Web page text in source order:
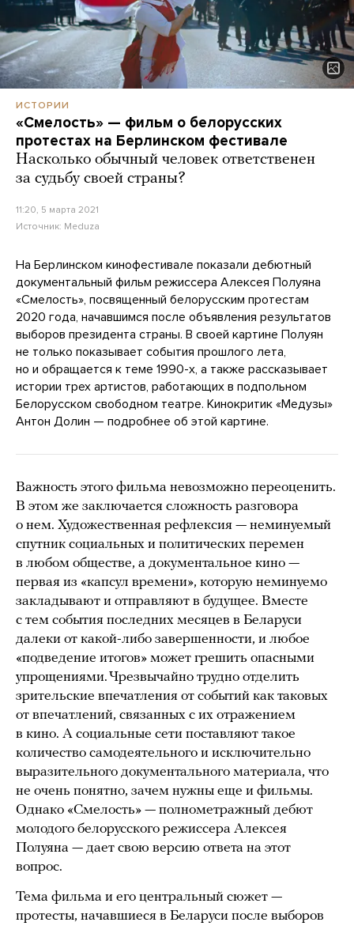
ИСТОРИИ
«Смелость» — фильм о белорусских
протестах на Берлинском фестивале
Насколько обычный человек ответственен
за судьбу своей страны?
11:20, 5 марта 2021
Источник: Meduza
На Берлинском кинофестивале показали дебютный
документальный фильм режиссера Алексея Полуяна
«Смелость», посвященный белорусским протестам
2020 года, начавшимся после объявления результатов
выборов президента страны. В своей картине Полуян
не только показывает события прошлого лета,
но и обращается к теме 1990-х, а также рассказывает
истории трех артистов, работающих в подпольном
Белорусском свободном театре. Кинокритик «Медузы»
Антон Долин — подробнее об этой картине.
Важность этого фильма невозможно переоценить.
В этом же заключается сложность разговора
о нем. Художественная рефлексия — неминуемый
спутник социальных и политических перемен
в любом обществе, а документальное кино —
первая из «капсул времени», которую неминуемо
закладывают и отправляют в будущее. Вместе
с тем события последних месяцев в Беларуси
далеки от какой-либо завершенности, и любое
«подведение итогов» может грешить опасными
упрощениями. Чрезвычайно трудно отделить
зрительские впечатления от событий как таковых
от впечатлений, связанных с их отражением
в кино. А социальные сети поставляют такое
количество самодеятельного и исключительно
выразительного документального материала, что
не очень понятно, зачем нужны еще и фильмы.
Однако «Смелость» — полнометражный дебют
молодого белорусского режиссера Алексея
Полуяна — дает свою версию ответа на этот
вопрос.
Тема фильма и его центральный сюжет —
протесты, начавшиеся в Беларуси после выборов